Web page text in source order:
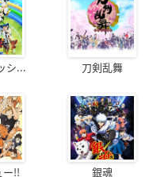
シ... 刀剣乱舞
ー!! 銀魂